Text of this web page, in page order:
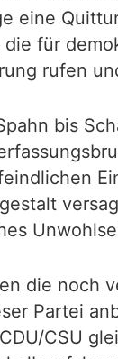
eine
für
rufen
bis
die
Partei
CSU